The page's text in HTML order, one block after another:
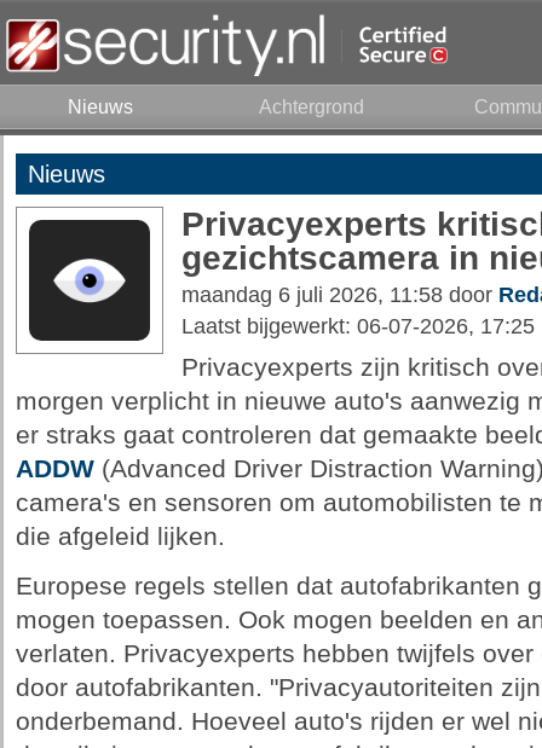
Nieuws Achtergrond
Nieuws
Privacyexperts
gezichtscamera in
maandag 6 juli 2026, 11:58 door
Laatst bijgewerkt: 06-07-2026, 17:25
Privacyexperts zijn kritisch
morgen verplicht in nieuwe auto's aanwezig
er straks gaat controleren dat gemaakte
ADDW(Advanced Driver Distraction
camera's en sensoren om automobilisten te
die afgeleid lijken.
Europese regels stellen dat autofabrikanten
mogen toepassen. Ook mogen beelden en
verlaten. Privacyexperts hebben twijfels
door autofabrikanten. "Privacyautoriteiten
onderbemand. Hoeveel auto's rijden er wel